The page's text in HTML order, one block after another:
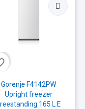
Gorenje F4142PW
Upright freezer
165 L E